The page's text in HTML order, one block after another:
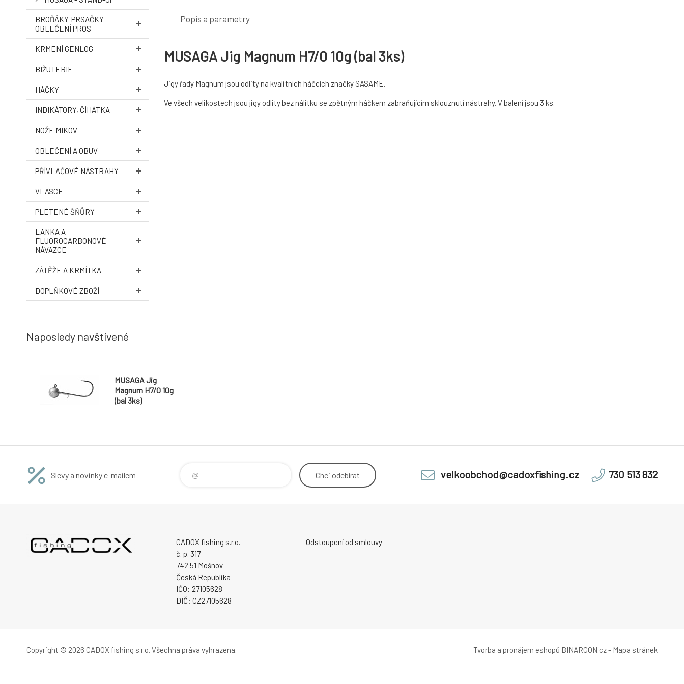
BROĎÁKY-PRSAČKY-
OBLEČENÍ PROS
KRMENÍ GENLOG
BIŽUTERIE
HÁČKY
INDIKÁTORY, ČÍHÁTKA
NOŽE MIKOV
OBLEČENÍ A OBUV
PŘÍVLAČOVÉ NÁSTRAHY
VLASCE
PLETENÉ ŠŇŮRY
LANKA A
FLUOROCARBONOVÉ
NÁVAZCE
ZÁTĚŽE A KRMÍTKA
DOPLŇKOVÉ ZBOŽÍ
Popis a parametry
MUSAGA Jig Magnum H7/0 10g (bal 3ks)
Jigy řady Magnum jsou odlity na kvalitních háčcích značky SASAME.
Ve všech velikostech jsou jigy odlity bez nálitku se zpětným háčkem zabraňujícím sklouznutí nástrahy. V balení jsou 3 ks.
Naposledy navštívené
MUSAGA Jig
Magnum H7/0 10g
(bal 3ks)
Slevy a novinky e-mailem Chci odebírat velkoobchod@cadoxfishing.cz 730 513 832
CADOX fishing s.r.o.
č. p. 317
742 51 Mošnov
Česká Republika
IČO: 27105628
DIČ: CZ27105628
Odstoupení od smlouvy
Copyright © 2026 CADOX fishing s.r.o. Všechna práva vyhrazena. Tvorba a pronájem eshopů BINARGON.cz- Mapa stránek